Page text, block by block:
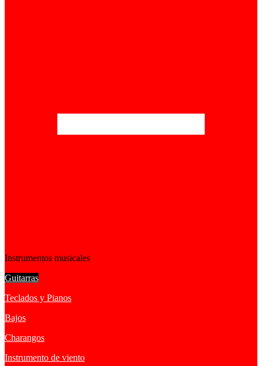
Instrumentos musicales
Guitarras
Teclados y Pianos
Bajos
Charangos
Instrumento de viento